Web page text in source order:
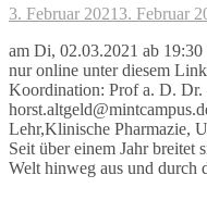
3. Februar 2021 3. Februar
am Di, 02.03.2021 ab
nur online unter diesem
Koordination: Prof a. D.
Lehr,Klinische Pharmazie,
Seit über einem Jahr
Welt hinweg aus und